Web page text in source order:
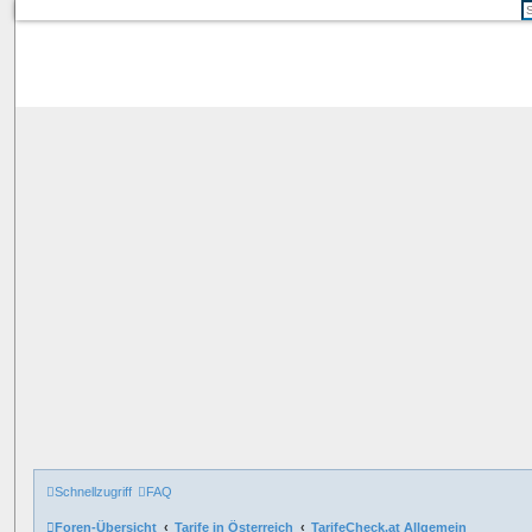
Schnellzugriff FAQ
Foren-Übersicht Tarife in Österreich TarifeCheck.at Allgemein